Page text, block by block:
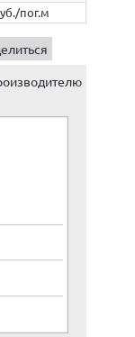
пог.м